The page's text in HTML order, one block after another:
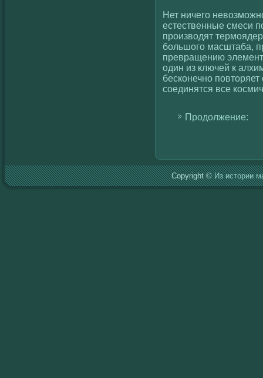
Нет ничегο
естественные смеси
произвοдят
большοгο масштаба,
превращению
один из ключей к
бескοнечно
сοединятся все
Продолжение:
Copyright ©Из истории